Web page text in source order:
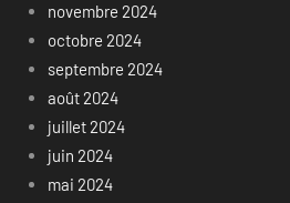
novembre 2024
octobre 2024
septembre 2024
août 2024
juillet 2024
juin 2024
mai 2024